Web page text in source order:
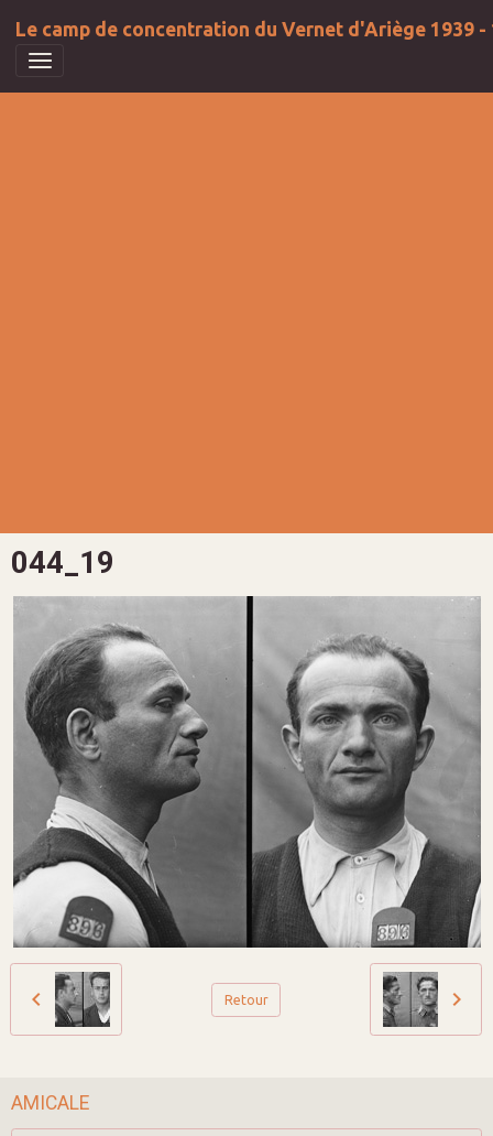
Le camp de concentration du Vernet d'Ariège 1939 -
044_19
Retour
AMICALE